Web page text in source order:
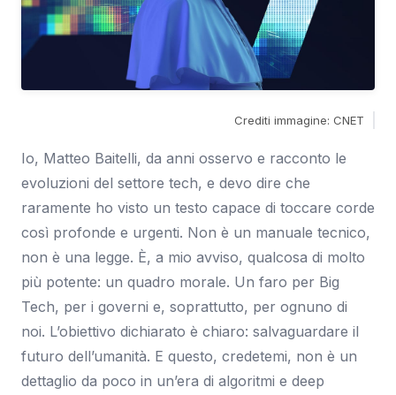
Crediti immagine: CNET
Io, Matteo Baitelli, da anni osservo e racconto le
evoluzioni del settore tech, e devo dire che
raramente ho visto un testo capace di toccare corde
così profonde e urgenti. Non è un manuale tecnico,
non è una legge. È, a mio avviso, qualcosa di molto
più potente: un quadro morale. Un faro per Big
Tech, per i governi e, soprattutto, per ognuno di
noi. L’obiettivo dichiarato è chiaro: salvaguardare il
futuro dell’umanità. E questo, credetemi, non è un
dettaglio da poco in un’era di algoritmi e deep